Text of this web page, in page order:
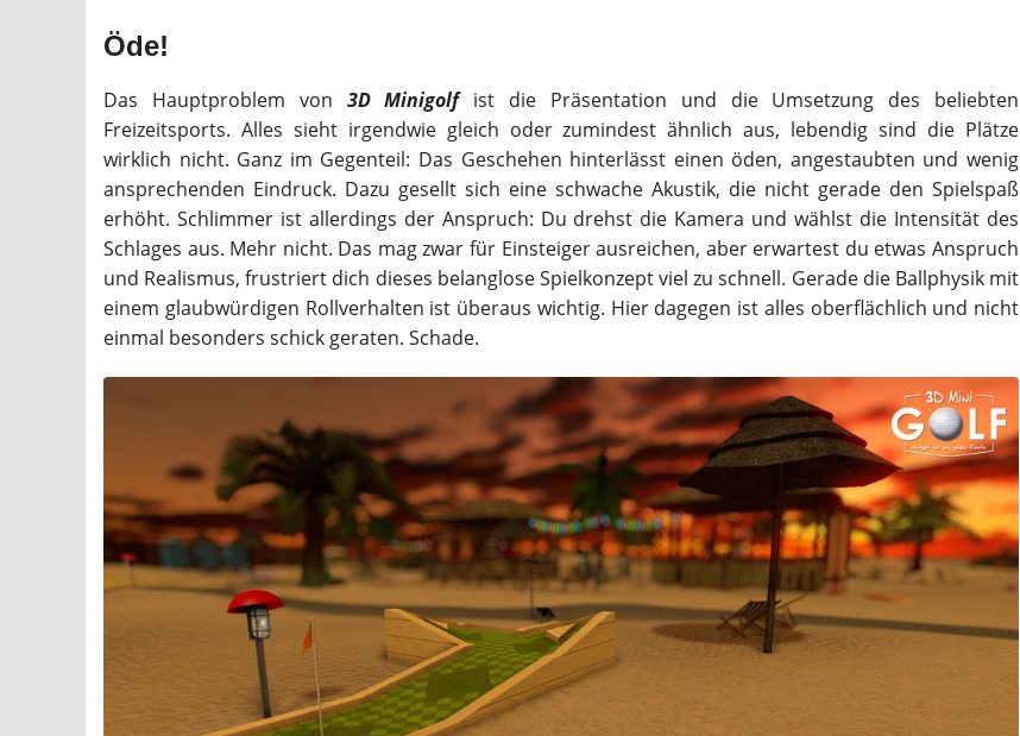
Öde!
Das Hauptproblem von 3D Minigolfist die Präsentation und die Umsetzung des beliebten
Freizeitsports. Alles sieht irgendwie gleich oder zumindest ähnlich aus, lebendig sind die Plätze
wirklich nicht. Ganz im Gegenteil: Das Geschehen hinterlässt einen öden, angestaubten und wenig
ansprechenden Eindruck. Dazu gesellt sich eine schwache Akustik, die nicht gerade den Spielspaß
erhöht. Schlimmer ist allerdings der Anspruch: Du drehst die Kamera und wählst die Intensität des
Schlages aus. Mehr nicht. Das mag zwar für Einsteiger ausreichen, aber erwartest du etwas Anspruch
und Realismus, frustriert dich dieses belanglose Spielkonzept viel zu schnell. Gerade die Ballphysik mit
einem glaubwürdigen Rollverhalten ist überaus wichtig. Hier dagegen ist alles oberflächlich und nicht
einmal besonders schick geraten. Schade.